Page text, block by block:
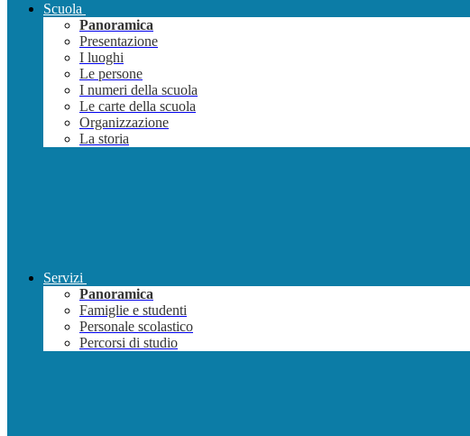
Scuola
Panoramica
Presentazione
I luoghi
Le persone
I numeri della scuola
Le carte della scuola
Organizzazione
La storia
Servizi
Panoramica
Famiglie e studenti
Personale scolastico
Percorsi di studio